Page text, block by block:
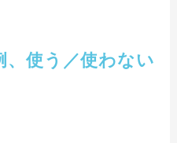
、使う／使わない